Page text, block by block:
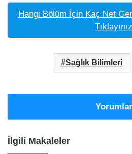
Hangi Bölüm İçin Kaç Net
Tıklayınız
Sağlık Bilimleri
Yorumlar
İlgili Makaleler